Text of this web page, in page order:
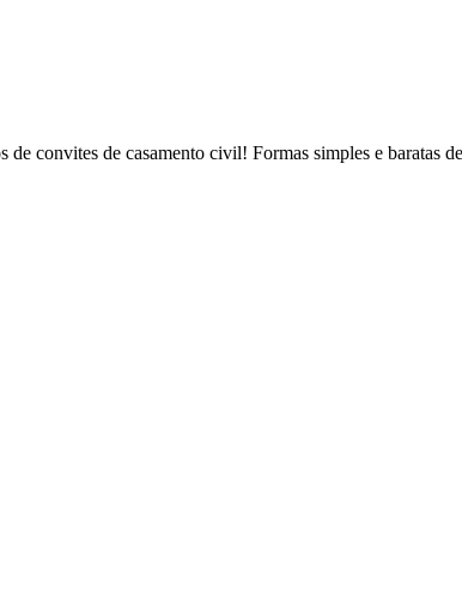
convites de casamento civil! Formas simples e baratas